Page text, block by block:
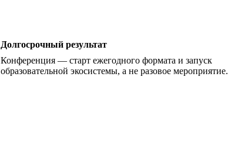
Долгосрочный результат
Конференция — старт ежегодного формата и запуск
образовательной экосистемы, а не разовое мероприятие.